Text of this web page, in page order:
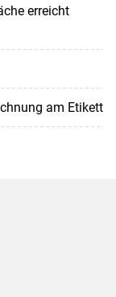
erreicht
am Etikett